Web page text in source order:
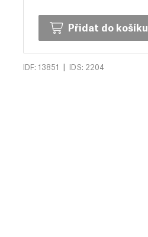
Přidat do košíku
IDF: 13851 | IDS: 2204